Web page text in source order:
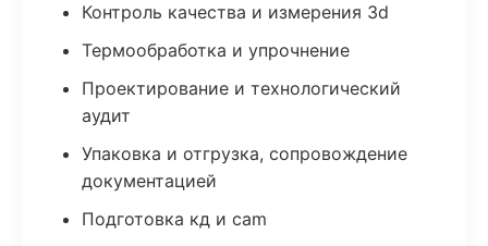
Контроль качества и измерения 3d
Термообработка и упрочнение
Проектирование и технологический
аудит
Упаковка и отгрузка, сопровождение
документацией
Подготовка кд и cam